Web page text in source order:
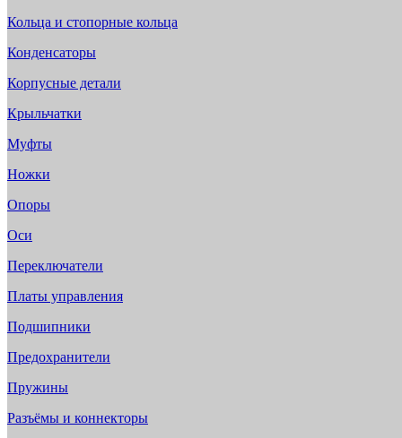
Кольца и стопорные кольца
Конденсаторы
Корпусные детали
Крыльчатки
Муфты
Ножки
Опоры
Оси
Переключатели
Платы управления
Подшипники
Предохранители
Пружины
Разъёмы и коннекторы